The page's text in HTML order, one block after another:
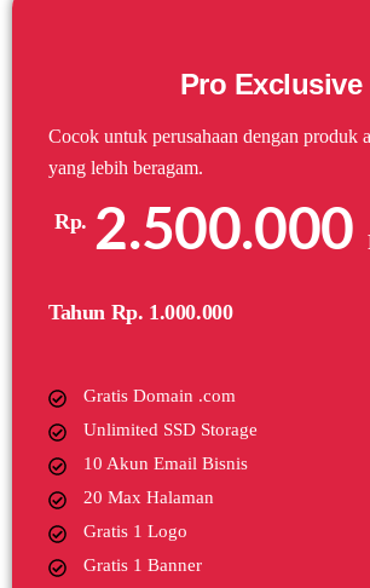
Pro Exclusive
Cocok untuk perusahaan dengan produk
yang lebih beragam.
Rp. 2.500.000
Tahun Rp. 1.000.000
Gratis Domain .com
Unlimited SSD Storage
10 Akun Email Bisnis
20 Max Halaman
Gratis 1 Logo
Gratis 1 Banner